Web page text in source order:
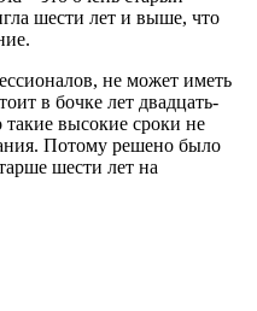
шести лет и выше, что
не может иметь
в бочке лет двадцать-
высокие сроки не
Потому решено было
шести лет на